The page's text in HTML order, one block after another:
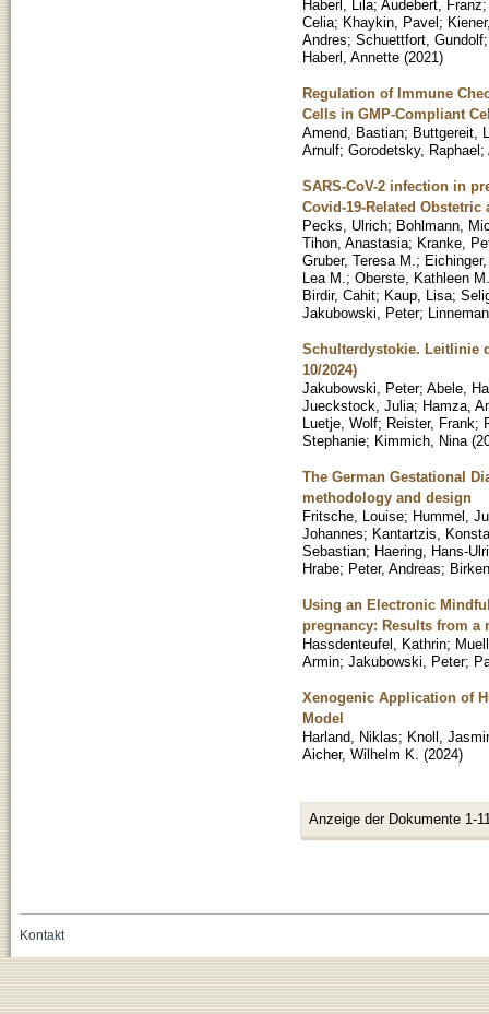
Haberl, Lila; Audebert, Franz
Celia; Khaykin, Pavel;
Andres; Schuettfort, Gundolf
Haberl, Annette (2021)
Regulation of Immune
Cells in GMP-Compliant
Amend, Bastian; Buttgereit,
Arnulf; Gorodetsky, Raphael;
SARS-CoV-2 infection in
Covid-19-Related Obstetric
Pecks, Ulrich; Bohlmann,
Tihon, Anastasia; Kranke,
Gruber, Teresa M. ;
Lea M. ; Oberste, Kathleen M.
Birdir, Cahit; Kaup, Lisa;
Jakubowski, Peter;
Schulterdystokie. Leitlinie
10/2024)
Jakubowski, Peter; Abele,
Jueckstock, Julia; Hamza,
Luetje, Wolf; Reister, Frank;
Stephanie; Kimmich, Nina (
The German Gestational
methodology and design
Fritsche, Louise; Hummel,
Johannes; Kantartzis,
Sebastian; Haering, Hans-
Hrabe; Peter, Andreas;
Using an Electronic
pregnancy: Results from
Hassdenteufel, Kathrin;
Armin; Jakubowski, Peter;
Xenogenic Application of
Model
Harland, Niklas; Knoll,
Aicher, Wilhelm K. (2024)
Anzeige der Dokumente 1-
Kontakt